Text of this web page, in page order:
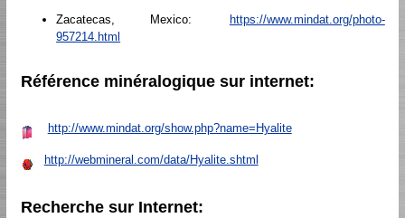
Zacatecas, Mexico:
https://www.mindat.org/photo-
957214.html
Référence minéralogique sur internet:
http://www.mindat.org/show.php?name=Hyalite
http://webmineral.com/data/Hyalite.shtml
Recherche sur Internet: